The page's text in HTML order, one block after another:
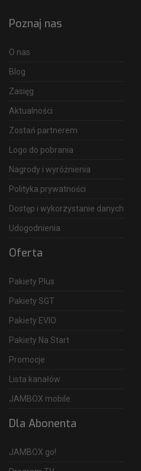
Poznaj nas
O nas
Blog
Zasięg
Aktualności
Zostań partnerem
Logo do pobrania
Nagrody i wyróżnienia
Polityka prywatności
Dostęp i wykorzystanie danych
Udogodnienia
Oferta
Pakiety Plus
Pakiety SGT
Pakiety EVIO
Pakiety Na Start
Promocje
Lista kanałów
JAMBOX mobile
Dla Abonenta
JAMBOX go!